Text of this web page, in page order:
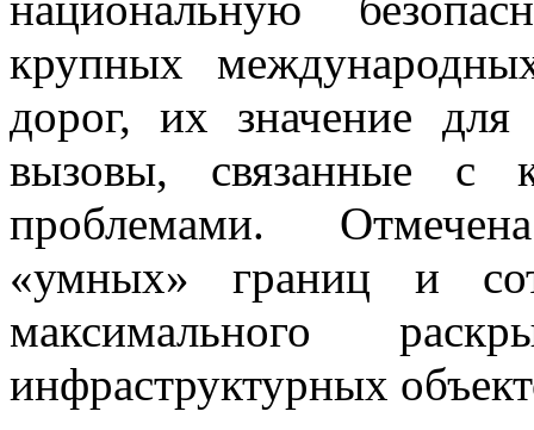
крупных
дорог, их значение
вызовы, связанные с
проблемами.
«умных» границ и
максимального
инфраструктурных